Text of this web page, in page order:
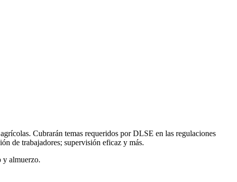
Cubrarán temas requeridos por DLSE en las regulaciones
de trabajadores; supervisión eficaz y más.
y almuerzo.